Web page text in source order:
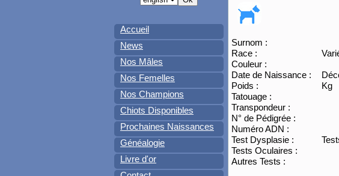
Accueil
News
Nos Mâles
Nos Femelles
Nos Champions
Chiots Disponibles
Prochaines Naissances
Généalogie
Livre d'or
Surnom :
Race :
Couleur :
Date de Naissance :
Poids :
Kg
Tatouage :
Transpondeur :
N° de Pédigrée :
Numéro ADN :
Test Dysplasie :
Tests Oculaires :
Autres Tests :